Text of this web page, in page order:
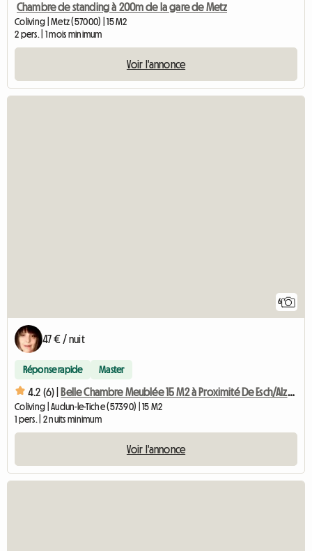
Chambre de standing à 200m de la gare de Metz
Coliving | Metz (57000) | 15 M2
2 pers. | 1 mois minimum
Voir l'annonce
6
47 € / nuit
Réponse rapide Master
4.2 (6) | Belle Chambre Meublée 15 M2 à Proximité De Esch/Alzette
Coliving | Audun-le-Tiche (57390) | 15 M2
1 pers. | 2 nuits minimum
Voir l'annonce